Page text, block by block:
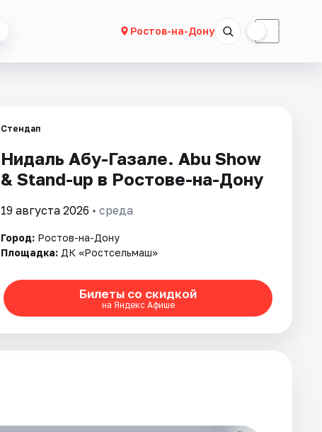
Ростов-на-Дону ☾
Стендап
Нидаль Абу-Газале. Abu Show
& Stand-up в Ростове-на-Дону
19 августа 2026 • среда
Город: Ростов-на-Дону
Площадка: ДК «Ростсельмаш»
Билеты со скидкой
на Яндекс Афише